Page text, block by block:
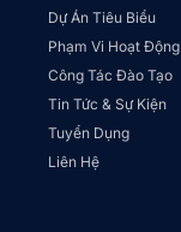
Dự Án Tiêu Biểu
Phạm Vi Hoạt Động
Công Tác Đào Tạo
Tin Tức & Sự Kiện
Tuyển Dụng
Liên Hệ